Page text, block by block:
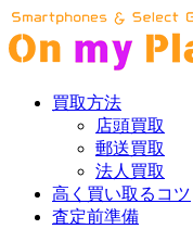
買取方法
店頭買取
郵送買取
法人買取
高く買い取るコツ
査定前準備